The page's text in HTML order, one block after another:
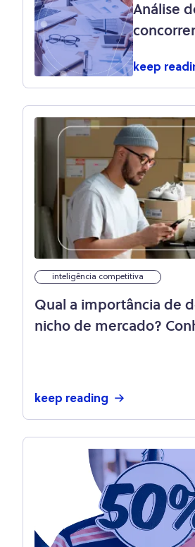
Análise
como
keep
inteligência competitiva
Qual a importância de
nicho de mercado?
keep reading